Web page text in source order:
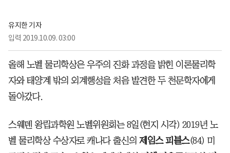
유지한 기자
입력 2019.10.09. 03:00
올해 노벨 물리학상은 우주의 진화 과정을 밝힌 이론물리학
자와 태양계 밖의 외계행성을 처음 발견한 두 천문학자에게
돌아갔다.
스웨덴 왕립과학원 노벨위원회는 8일(현지 시각) 2019년 노
벨 물리학상 수상자로 캐나다 출신의 제임스 피블스(84) 미